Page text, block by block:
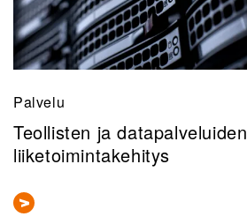
Palvelu
Teollisten ja datapalveluiden
liiketoimintakehitys